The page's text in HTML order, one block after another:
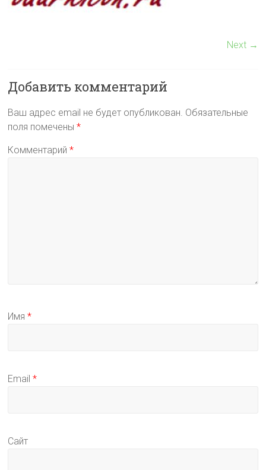
Next →
Добавить комментарий
Ваш адрес email не будет опубликован. Обязательные
поля помечены*
Комментарий*
Имя*
Email*
Сайт